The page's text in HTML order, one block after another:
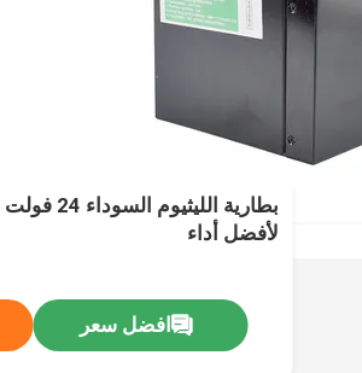
بطارية
لأفضل أداء
افضل سعر